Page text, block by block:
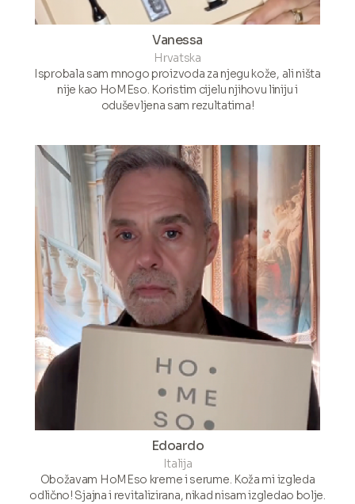
Vanessa
Hrvatska
Isprobala sam mnogo proizvoda za njegu kože, ali ništa
nije kao HoMEso. Koristim cijelu njihovu liniju i
oduševljena sam rezultatima!
Edoardo
Italija
Obožavam HoMEso kreme i serume. Koža mi izgleda
odlično! Sjajna i revitalizirana, nikad nisam izgledao bolje.